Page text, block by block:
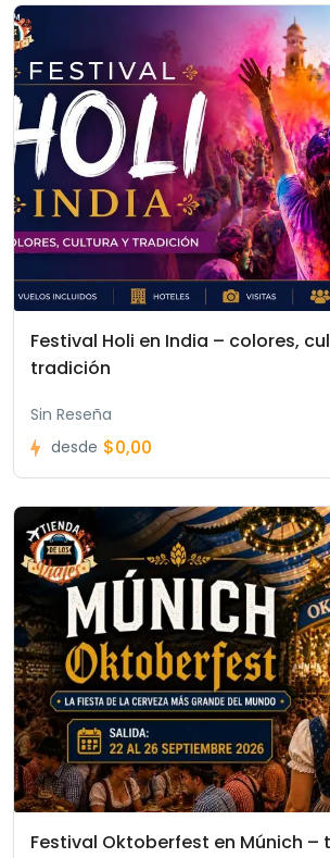
Festival Holi en India – colores,
tradición
Sin Reseña
desde $0,00
Festival Oktoberfest en Múnich –